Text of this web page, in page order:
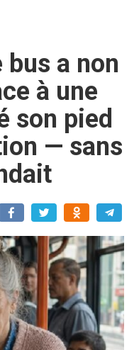
a non
à une
son pied
— sans